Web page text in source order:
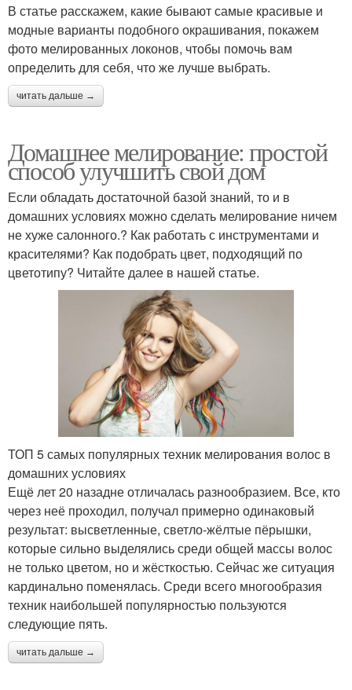
В статье расскажем, какие бывают самые красивые и
модные варианты подобного окрашивания, покажем
фото мелированных локонов, чтобы помочь вам
определить для себя, что же лучше выбрать.
читать дальше →
Домашнее мелирование: простой
способ улучшить свой дом
Если обладать достаточной базой знаний, то и в
домашних условиях можно сделать мелирование ничем
не хуже салонного.? Как работать с инструментами и
красителями? Как подобрать цвет, подходящий по
цветотипу? Читайте далее в нашей статье.
ТОП 5 самых популярных техник мелирования волос в
домашних условиях
Ещё лет 20 назадне отличалась разнообразием. Все, кто
через неё проходил, получал примерно одинаковый
результат: высветленные, светло-жёлтые пёрышки,
которые сильно выделялись среди общей массы волос
не только цветом, но и жёсткостью. Сейчас же ситуация
кардинально поменялась. Среди всего многообразия
техник наибольшей популярностью пользуются
следующие пять.
читать дальше →